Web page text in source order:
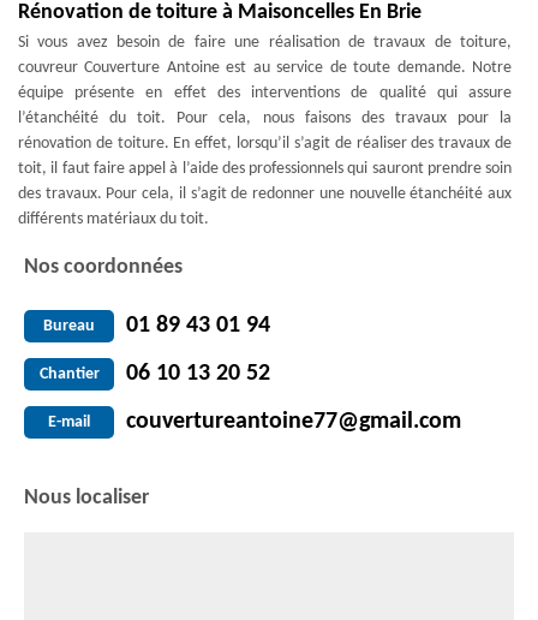
Rénovation de toiture à Maisoncelles En Brie
Si vous avez besoin de faire une réalisation de travaux de toiture,
couvreur Couverture Antoine est au service de toute demande. Notre
équipe présente en effet des interventions de qualité qui assure
l’étanchéité du toit. Pour cela, nous faisons des travaux pour la
rénovation de toiture. En effet, lorsqu’il s’agit de réaliser des travaux de
toit, il faut faire appel à l’aide des professionnels qui sauront prendre soin
des travaux. Pour cela, il s’agit de redonner une nouvelle étanchéité aux
différents matériaux du toit.
Nos coordonnées
Bureau 01 89 43 01 94
Chantier 06 10 13 20 52
E-mail couvertureantoine77@gmail.com
Nous localiser